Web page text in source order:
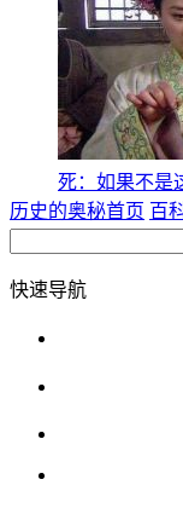
死：如果不是
历史的奥秘首页 百
快速导航